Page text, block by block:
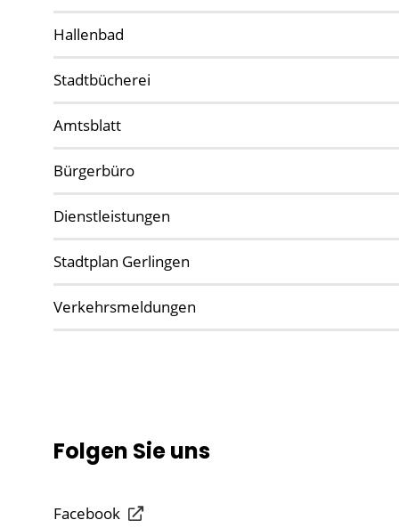
Hallenbad
Stadtbücherei
Amtsblatt
Bürgerbüro
Dienstleistungen
Stadtplan Gerlingen
Verkehrsmeldungen
Folgen Sie uns
Facebook